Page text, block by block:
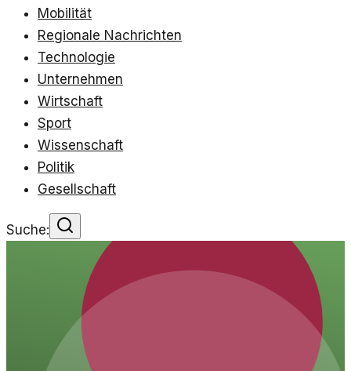
Mobilität
Regionale Nachrichten
Technologie
Unternehmen
Wirtschaft
Sport
Wissenschaft
Politik
Gesellschaft
Suche: